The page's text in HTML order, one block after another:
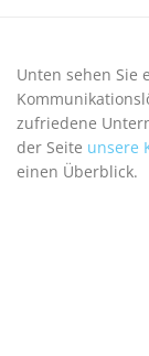
Unten sehen Sie
zufriedene
der Seite unsere
einen Überblick.